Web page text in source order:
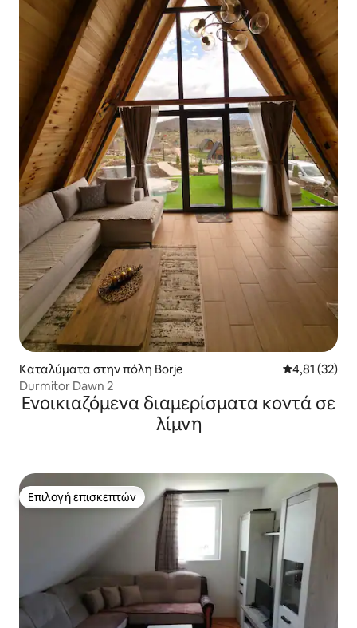
Καταλύματα στην πόλη Borje Μέση
4,81 (32)
Durmitor Dawn 2
Ενοικιαζόμενα διαμερίσματα κοντά σε
λίμνη
Επιλογή επισκεπτών
Επιλογή επισκεπτών